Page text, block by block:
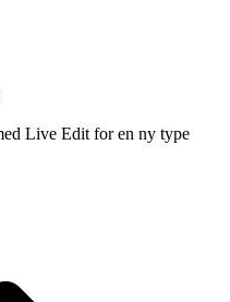
Live Edit for en ny type